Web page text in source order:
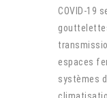
COVID-19
espaces
systèmes